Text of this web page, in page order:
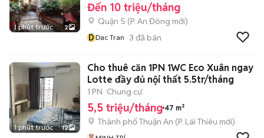
1 phút trước 2
Đến 10 triệu/tháng
Quận 5 (P. An Đông mới)
DDac Tran 3 đã bán
1 phút trước 12
Cho thuê căn 1PN 1WC Eco Xuân ngay
Lotte đầy đủ nội thất 5.5tr/tháng
1 PN Chung cư
5,5 triệu/tháng 47 m²
Thành phố Thuận An (P. Lái Thiêu mới)